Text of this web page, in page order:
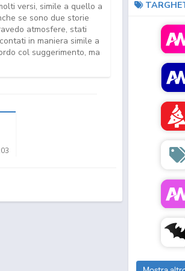
Sekai
Inu to Hasami wa
versi, simile a quello a
se sono due storie
atmosfere, stati
in maniera simile a
col suggerimento, ma